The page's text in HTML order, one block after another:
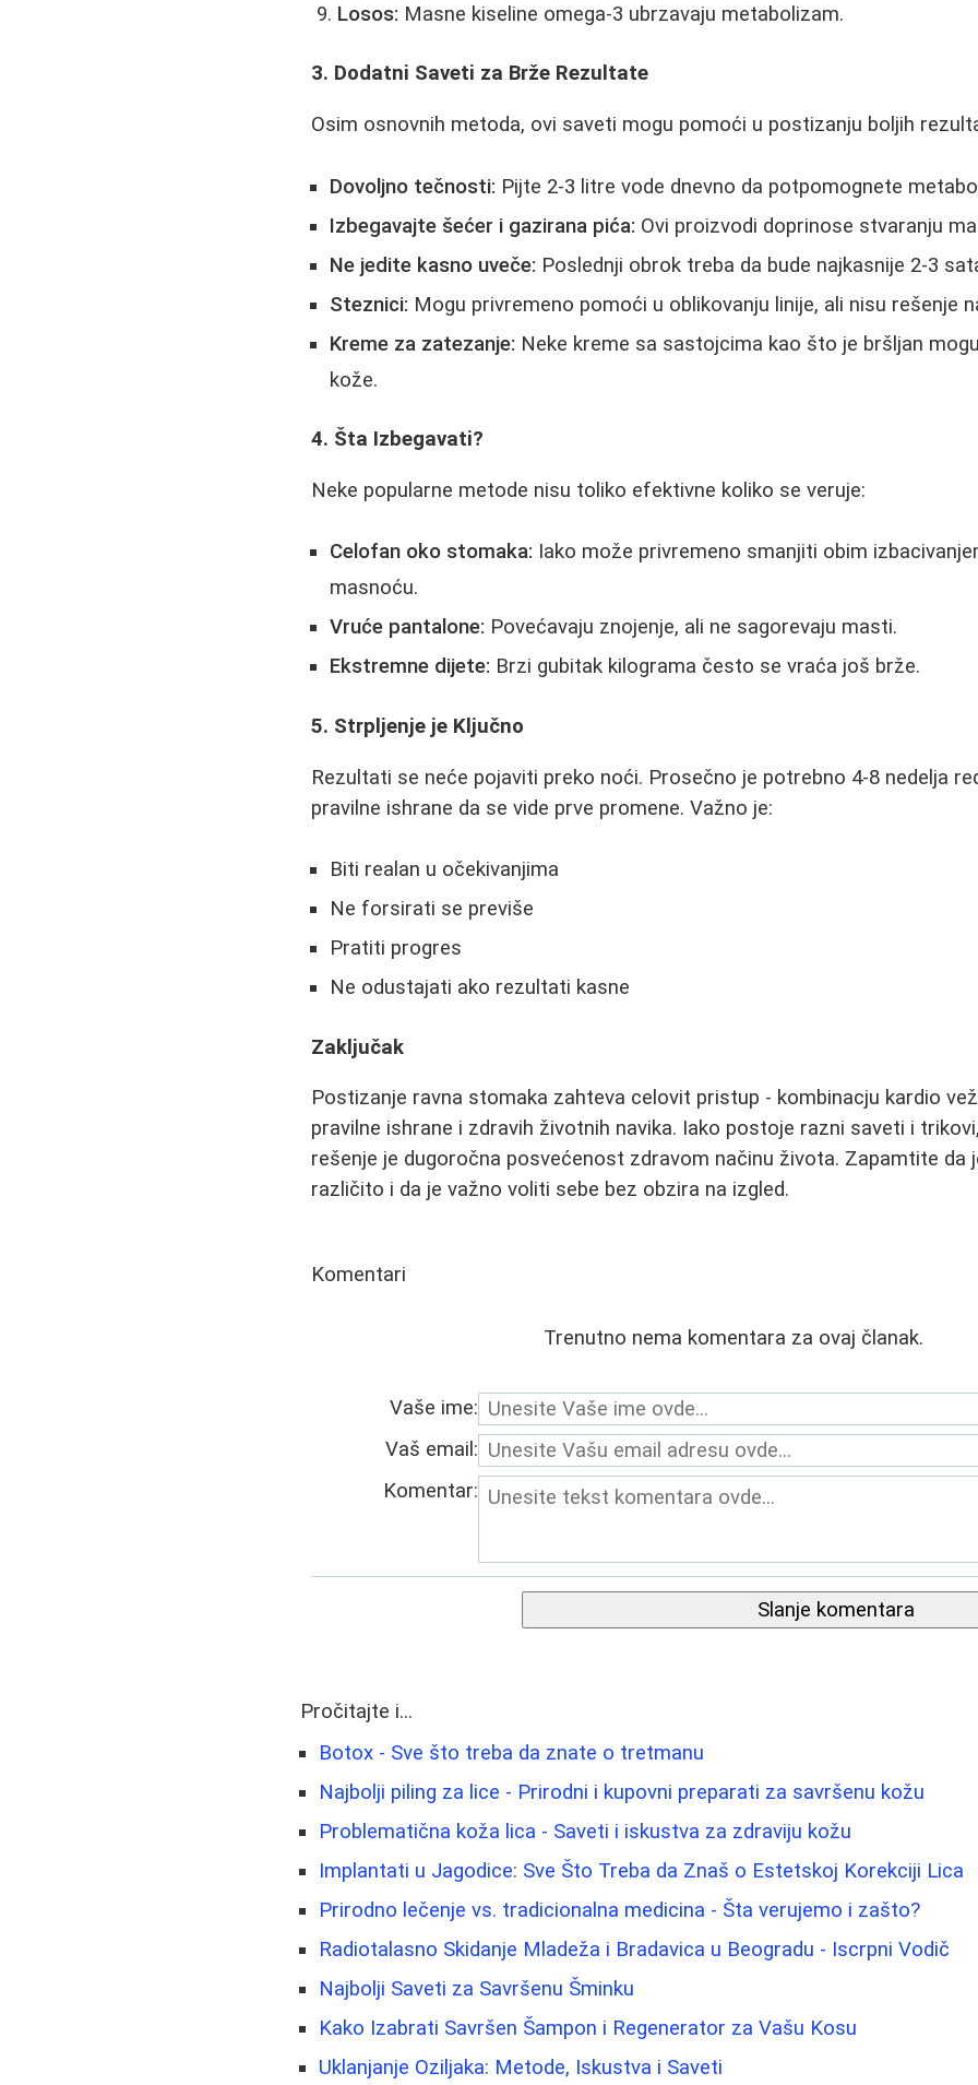
Losos: Masne kiseline omega-3 ubrzavaju metabolizam.
3. Dodatni Saveti za Brže Rezultate
Osim osnovnih metoda, ovi saveti mogu pomoći u postizanju boljih
Dovoljno tečnosti: Pijte 2-3 litre vode dnevno da potpomognete
Izbegavajte šećer i gazirana pića: Ovi proizvodi doprinose stvaranju
Ne jedite kasno uveče: Poslednji obrok treba da bude najkasnije 2-3
Steznici: Mogu privremeno pomoći u oblikovanju linije, ali nisu rešenje
Kreme za zatezanje: Neke kreme sa sastojcima kao što je bršljan
kože.
4. Šta Izbegavati?
Neke popularne metode nisu toliko efektivne koliko se veruje:
Celofan oko stomaka: Iako može privremeno smanjiti obim
masnoću.
Vruće pantalone: Povećavaju znojenje, ali ne sagorevaju masti.
Ekstremne dijete: Brzi gubitak kilograma često se vraća još brže.
5. Strpljenje je Ključno
Rezultati se neće pojaviti preko noći. Prosečno je potrebno 4-8 nedelja
pravilne ishrane da se vide prve promene. Važno je:
Biti realan u očekivanjima
Ne forsirati se previše
Pratiti progres
Ne odustajati ako rezultati kasne
Zaključak
Postizanje ravna stomaka zahteva celovit pristup - kombinacju kardio
pravilne ishrane i zdravih životnih navika. Iako postoje razni saveti i
rešenje je dugoročna posvećenost zdravom načinu života. Zapamtite da
različito i da je važno voliti sebe bez obzira na izgled.
Komentari
Trenutno nema komentara za ovaj članak.
Vaše ime:
Vaš email:
Komentar:
Slanje komentara
Pročitajte i...
Botox - Sve što treba da znate o tretmanu
Najbolji piling za lice - Prirodni i kupovni preparati za savršenu kožu
Problematična koža lica - Saveti i iskustva za zdraviju kožu
Implantati u Jagodice: Sve Što Treba da Znaš o Estetskoj Korekciji Lica
Prirodno lečenje vs. tradicionalna medicina - Šta verujemo i zašto?
Radiotalasno Skidanje Mladeža i Bradavica u Beogradu - Iscrpni Vodič
Najbolji Saveti za Savršenu Šminku
Kako Izabrati Savršen Šampon i Regenerator za Vašu Kosu
Uklanjanje Oziljaka: Metode, Iskustva i Saveti